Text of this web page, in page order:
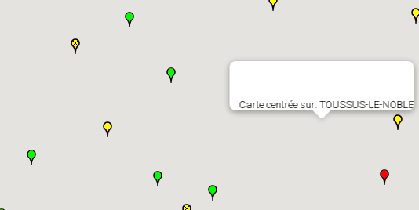
Carte centrée sur: TOUSSUS-LE-NOBLE